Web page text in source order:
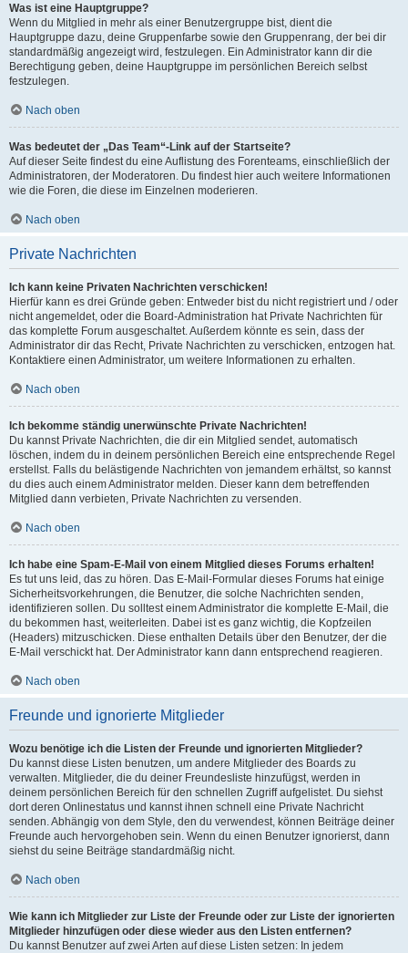
Was ist eine Hauptgruppe?
Wenn du Mitglied in mehr als einer Benutzergruppe bist, dient die
Hauptgruppe dazu, deine Gruppenfarbe sowie den Gruppenrang, der bei dir
standardmäßig angezeigt wird, festzulegen. Ein Administrator kann dir die
Berechtigung geben, deine Hauptgruppe im persönlichen Bereich selbst
festzulegen.
Nach oben
Was bedeutet der „Das Team“-Link auf der Startseite?
Auf dieser Seite findest du eine Auflistung des Forenteams, einschließlich der
Administratoren, der Moderatoren. Du findest hier auch weitere Informationen
wie die Foren, die diese im Einzelnen moderieren.
Nach oben
Private Nachrichten
Ich kann keine Privaten Nachrichten verschicken!
Hierfür kann es drei Gründe geben: Entweder bist du nicht registriert und / oder
nicht angemeldet, oder die Board-Administration hat Private Nachrichten für
das komplette Forum ausgeschaltet. Außerdem könnte es sein, dass der
Administrator dir das Recht, Private Nachrichten zu verschicken, entzogen hat.
Kontaktiere einen Administrator, um weitere Informationen zu erhalten.
Nach oben
Ich bekomme ständig unerwünschte Private Nachrichten!
Du kannst Private Nachrichten, die dir ein Mitglied sendet, automatisch
löschen, indem du in deinem persönlichen Bereich eine entsprechende Regel
erstellst. Falls du belästigende Nachrichten von jemandem erhältst, so kannst
du dies auch einem Administrator melden. Dieser kann dem betreffenden
Mitglied dann verbieten, Private Nachrichten zu versenden.
Nach oben
Ich habe eine Spam-E-Mail von einem Mitglied dieses Forums erhalten!
Es tut uns leid, das zu hören. Das E-Mail-Formular dieses Forums hat einige
Sicherheitsvorkehrungen, die Benutzer, die solche Nachrichten senden,
identifizieren sollen. Du solltest einem Administrator die komplette E-Mail, die
du bekommen hast, weiterleiten. Dabei ist es ganz wichtig, die Kopfzeilen
(Headers) mitzuschicken. Diese enthalten Details über den Benutzer, der die
E-Mail verschickt hat. Der Administrator kann dann entsprechend reagieren.
Nach oben
Freunde und ignorierte Mitglieder
Wozu benötige ich die Listen der Freunde und ignorierten Mitglieder?
Du kannst diese Listen benutzen, um andere Mitglieder des Boards zu
verwalten. Mitglieder, die du deiner Freundesliste hinzufügst, werden in
deinem persönlichen Bereich für den schnellen Zugriff aufgelistet. Du siehst
dort deren Onlinestatus und kannst ihnen schnell eine Private Nachricht
senden. Abhängig von dem Style, den du verwendest, können Beiträge deiner
Freunde auch hervorgehoben sein. Wenn du einen Benutzer ignorierst, dann
siehst du seine Beiträge standardmäßig nicht.
Nach oben
Wie kann ich Mitglieder zur Liste der Freunde oder zur Liste der ignorierten
Mitglieder hinzufügen oder diese wieder aus den Listen entfernen?
Du kannst Benutzer auf zwei Arten auf diese Listen setzen: In jedem